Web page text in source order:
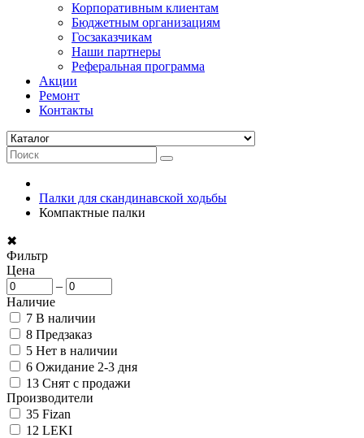
Корпоративным клиентам
Бюджетным организациям
Госзаказчикам
Наши партнеры
Реферальная программа
Акции
Ремонт
Контакты
Палки для скандинавской ходьбы
Компактные палки
✖
Фильтр
Цена
–
Наличие
7 В наличии
8 Предзаказ
5 Нет в наличии
6 Ожидание 2-3 дня
13 Снят с продажи
Производители
35 Fizan
12 LEKI